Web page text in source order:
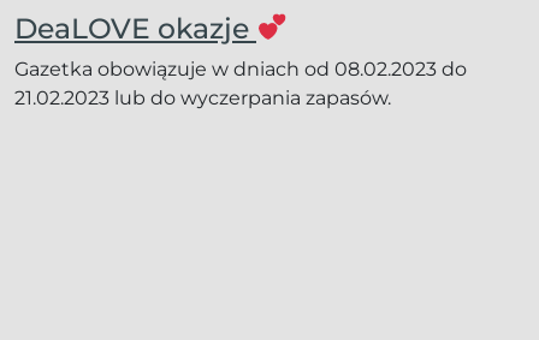
DeaLOVE okazje
Gazetka obowiązuje w dniach od 08.02.2023 do
21.02.2023 lub do wyczerpania zapasów.